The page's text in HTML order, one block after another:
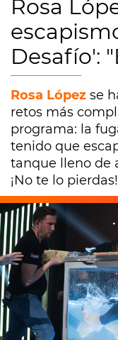
Rosa
Desafío':
Rosa López se
retos más
programa: la
tenido que
tanque lleno de
¡No te lo pierdas!